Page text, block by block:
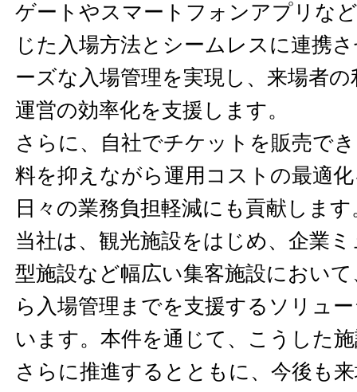
ゲートやスマートフォンアプリな
じた入場方法とシームレスに連携
ーズな入場管理を実現し、来場者
運営の効率化を支援します。
さらに、自社でチケットを販売で
料を抑えながら運用コストの最適
日々の業務負担軽減にも貢献します
当社は、観光施設をはじめ、企業
型施設など幅広い集客施設におい
ら入場管理までを支援するソリュ
います。本件を通じて、こうした
さらに推進するとともに、今後も